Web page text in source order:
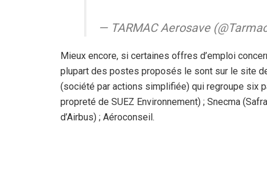
— TARMAC Aerosave
Mieux encore, si certaines offres d’emploi
plupart des postes proposés le sont sur le site
(société par actions simplifiée) qui regroupe six
propreté de SUEZ Environnement) ; Snecma
d’Airbus) ; Aéroconseil.